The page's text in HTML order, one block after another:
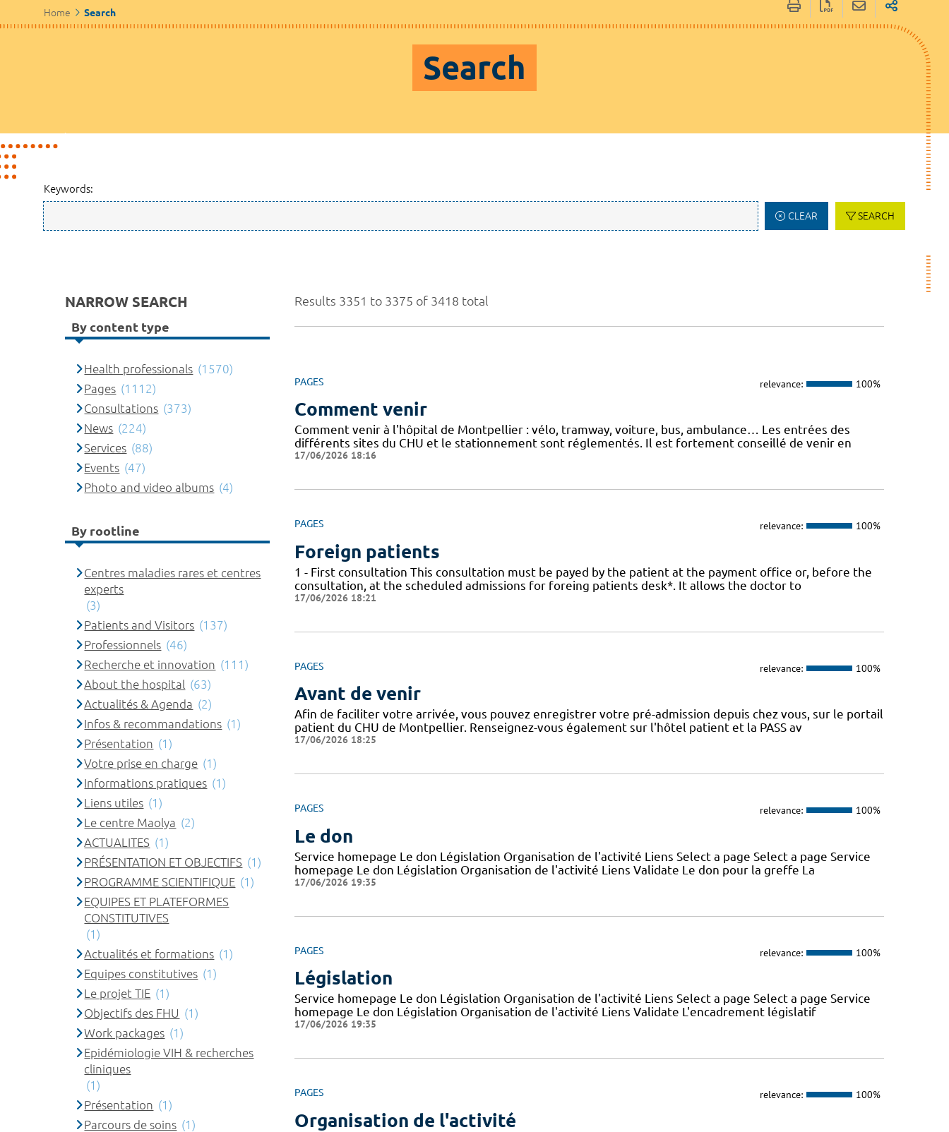
Home Search
Search
Keywords:
CLEAR SEARCH
Results 3351 to 3375 of 3418 total
PAGES relevance: 100%
Comment venir
Comment venir à l'hôpital de Montpellier : vélo, tramway, voiture, bus, ambulance… Les entrées des
différents sites du CHU et le stationnement sont réglementés. Il est fortement conseillé de venir en
17/06/2026 18:16
PAGES relevance: 100%
Foreign patients
1 - First consultation This consultation must be payed by the patient at the payment office or, before the
consultation, at the scheduled admissions for foreing patients desk*. It allows the doctor to
17/06/2026 18:21
PAGES relevance: 100%
Avant de venir
Afin de faciliter votre arrivée, vous pouvez enregistrer votre pré-admission depuis chez vous, sur le portail
patient du CHU de Montpellier. Renseignez-vous également sur l'hôtel patient et la PASS av
17/06/2026 18:25
PAGES relevance: 100%
Le don
Service homepage Le don Législation Organisation de l'activité Liens Select a page Select a page Service
homepage Le don Législation Organisation de l'activité Liens Validate Le don pour la greffe La
17/06/2026 19:35
PAGES relevance: 100%
Législation
Service homepage Le don Législation Organisation de l'activité Liens Select a page Select a page Service
homepage Le don Législation Organisation de l'activité Liens Validate L'encadrement législatif
17/06/2026 19:35
PAGES relevance: 100%
Organisation de l'activité
NARROW SEARCH
By content type
Health professionals (1570)
Pages (1112)
Consultations (373)
News (224)
Services (88)
Events (47)
Photo and video albums (4)
By rootline
Centres maladies rares et centres
experts
(3)
Patients and Visitors (137)
Professionnels (46)
Recherche et innovation (111)
About the hospital (63)
Actualités & Agenda (2)
Infos & recommandations (1)
Présentation (1)
Votre prise en charge (1)
Informations pratiques (1)
Liens utiles (1)
Le centre Maolya (2)
ACTUALITES (1)
PRÉSENTATION ET OBJECTIFS (1)
PROGRAMME SCIENTIFIQUE (1)
EQUIPES ET PLATEFORMES
CONSTITUTIVES
(1)
Actualités et formations (1)
Equipes constitutives (1)
Le projet TIE (1)
Objectifs des FHU (1)
Work packages (1)
Epidémiologie VIH & recherches
cliniques
(1)
Présentation (1)
Parcours de soins (1)